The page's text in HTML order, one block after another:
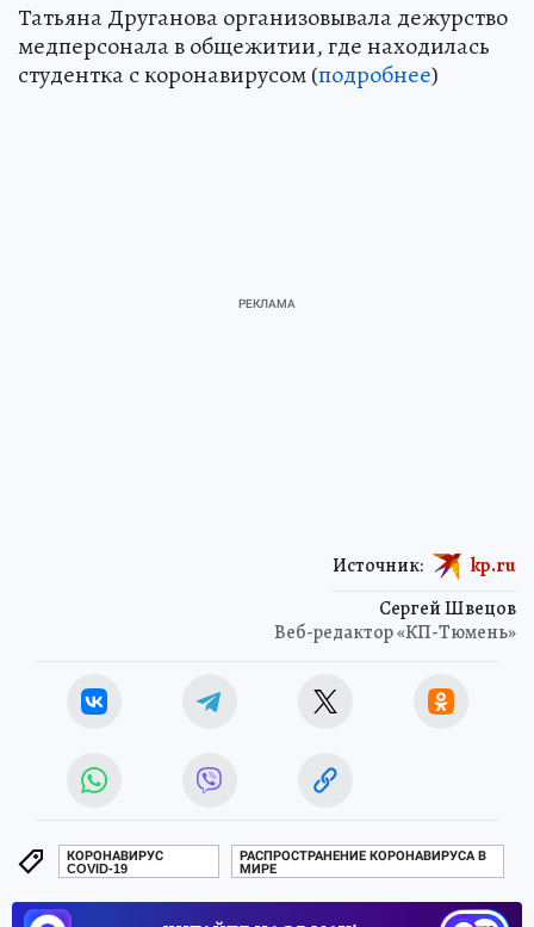
Татьяна Друганова организовывала дежурство
медперсонала в общежитии, где находилась
студентка с коронавирусом (подробнее)
Сергей Швецов
Веб-редактор «КП-Тюмень»
Источник: kp.ru
КОРОНАВИРУС
COVID-19
РАСПРОСТРАНЕНИЕ КОРОНАВИРУСА В
МИРЕ